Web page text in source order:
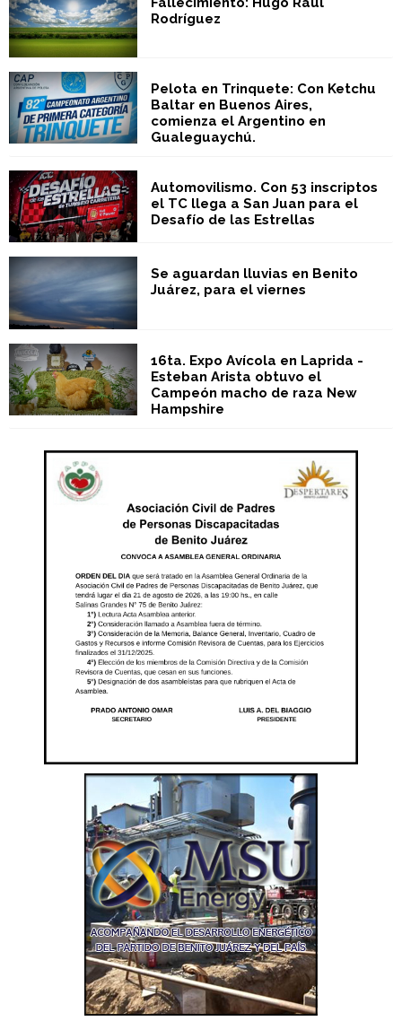
Rodríguez
Pelota en Trinquete: Con Ketchu
Baltar en Buenos Aires,
comienza el Argentino en
Gualeguaychú.
Automovilismo. Con 53 inscriptos
el TC llega a San Juan para el
Desafío de las Estrellas
Se aguardan lluvias en Benito
Juárez, para el viernes
16ta. Expo Avícola en Laprida -
Esteban Arista obtuvo el
Campeón macho de raza New
Hampshire